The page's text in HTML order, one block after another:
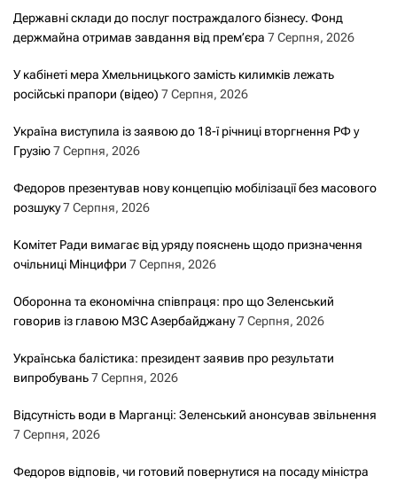
Державні склади до послуг постраждалого бізнесу. Фонд
держмайна отримав завдання від прем’єра 7 Серпня, 2026
У кабінеті мера Хмельницького замість килимків лежать
російські прапори (відео) 7 Серпня, 2026
Україна виступила із заявою до 18-ї річниці вторгнення РФ у
Грузію7 Серпня, 2026
Федоров презентував нову концепцію мобілізації без масового
розшуку7 Серпня, 2026
Комітет Ради вимагає від уряду пояснень щодо призначення
очільниці Мінцифри 7 Серпня, 2026
Оборонна та економічна співпраця: про що Зеленський
говорив із главою МЗС Азербайджану7 Серпня, 2026
Українська балістика: президент заявив про результати
випробувань7 Серпня, 2026
Відсутність води в Марганці: Зеленський анонсував звільнення
7 Серпня, 2026
Федоров відповів, чи готовий повернутися на посаду міністра